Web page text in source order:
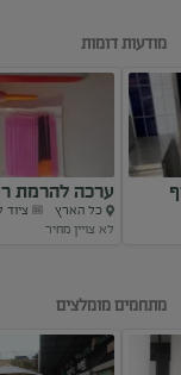
מודעות דומות
ערכה להרמת
כל הארץ
לא צויין מחיר
מתחמים מומלצים